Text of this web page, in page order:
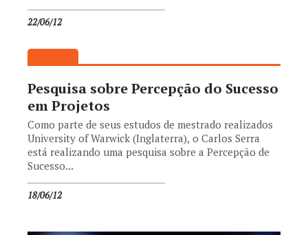
22/06/12
Pesquisa sobre Percepção do Sucesso
em Projetos
Como parte de seus estudos de mestrado realizados
University of Warwick (Inglaterra), o Carlos Serra
está realizando uma pesquisa sobre a Percepção de
Sucesso...
18/06/12